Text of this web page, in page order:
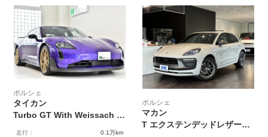
ポルシェ
タイカン
Turbo GT With Weissach Package 正規ディーラー車 PCCB BOSEサウンドシステム 21インチTurboGT鍛造軽量ホイール カーボン製フルバケットシート 右ハンドル 新車保証継承R10年3月迄
走行： 0.1万km
ポルシェ
マカン
T エクステンデッドレザーパッケージ